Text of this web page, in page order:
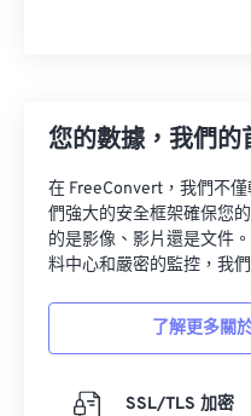
您的數據，我們的
在 FreeConvert，我們不
們強大的安全框架確保您
的是影像、影片還是文件
料中心和嚴密的監控，我
了解更多關
SSL/TLS 加密